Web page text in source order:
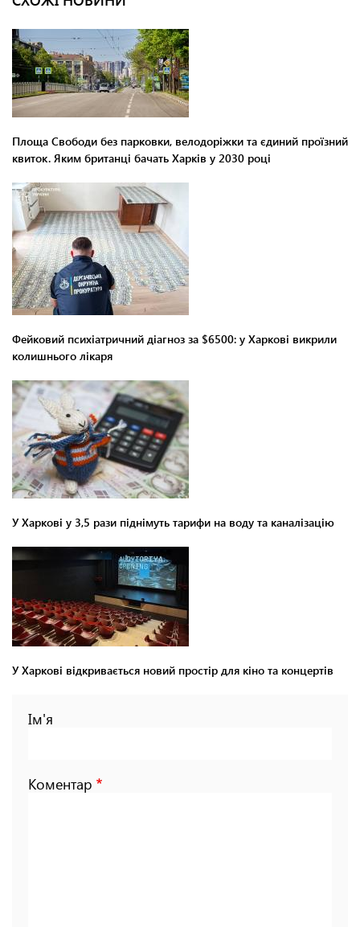
Площа Свободи без парковки, велодоріжки та єдиний проїзний
квиток. Яким британці бачать Харків у 2030 році
Фейковий психіатричний діагноз за $6500: у Харкові викрили
колишнього лікаря
У Харкові у 3,5 рази піднімуть тарифи на воду та каналізацію
У Харкові відкривається новий простір для кіно та концертів
Ім'я
Коментар